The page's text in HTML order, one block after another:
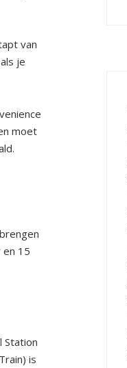
van
je
moet
en 15
Station
is